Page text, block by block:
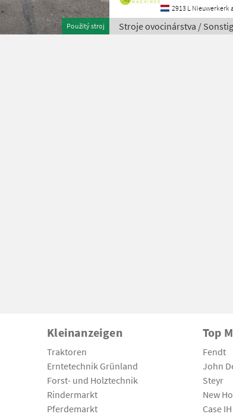
Použitý stroj
2913 L Nieuwerkerk
Stroje ovocinárstva /
Kleinanzeigen
Traktoren
Erntetechnik Grünland
Forst- und Holztechnik
Rindermarkt
Pferdemarkt
Top
Fendt
John
Steyr
New
Case IH